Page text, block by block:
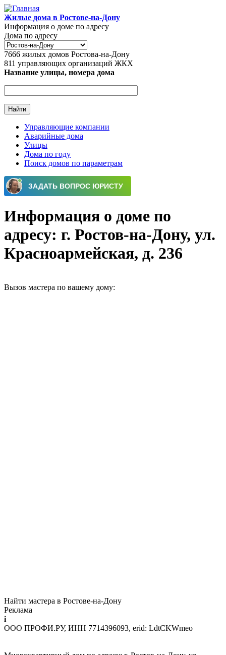
Перейти к основному содержанию
Жилые дома в Ростове-на-Дону
Информация о доме по адресу
Дома по адресу
7666 жилых домов Ростова-на-Дону
811 управляющих организаций ЖКХ
Название улицы, номера дома
Главное меню
Управляющие компании
Аварийные дома
Улицы
Дома по году
Поиск домов по параметрам
Информация о доме по
адресу: г. Ростов-на-Дону, ул.
Красноармейская, д. 236
Вызов мастера по вашему дому:
Найти мастера в Ростове-на-Дону
Реклама
i
ООО ПРОФИ.РУ, ИНН 7714396093, erid: LdtCKWmeo